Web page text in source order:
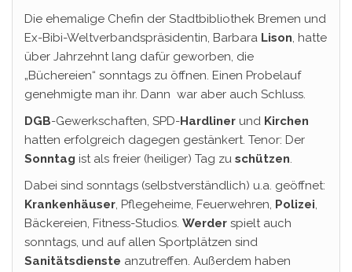
Die ehemalige Chefin der Stadtbibliothek Bremen und
Ex-Bibi-Weltverbandspräsidentin, Barbara Lison, hatte
über Jahrzehnt lang dafür geworben, die
„Büchereien“ sonntags zu öffnen. Einen Probelauf
genehmigte man ihr. Dann war aber auch Schluss.
DGB-Gewerkschaften, SPD-Hardliner und Kirchen
hatten erfolgreich dagegen gestänkert. Tenor: Der
Sonntag ist als freier (heiliger) Tag zu schützen.
Dabei sind sonntags (selbstverständlich) u.a. geöffnet:
Krankenhäuser, Pflegeheime, Feuerwehren, Polizei,
Bäckereien, Fitness-Studios. Werder spielt auch
sonntags, und auf allen Sportplätzen sind
Sanitätsdienste anzutreffen. Außerdem haben